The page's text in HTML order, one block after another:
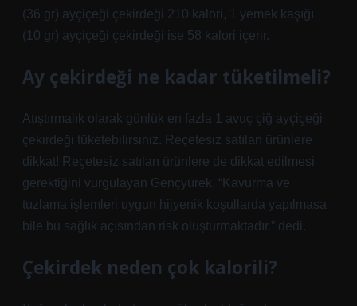
(36 gr) ayçiçeği çekirdeği 210 kalori, 1 yemek kaşığı
(10 gr) ayçiçeği çekirdeği ise 58 kalori içerir.
Ay çekirdeği ne kadar tüketilmeli?
Atıştırmalık olarak günlük en fazla 1 avuç çiğ ayçiçeği
çekirdeği tüketebilirsiniz. Reçetesiz satılan ürünlere
dikkat! Reçetesiz satılan ürünlere de dikkat edilmesi
gerektiğini vurgulayan Gençyürek, “Kavurma ve
tuzlama işlemleri uygun hijyenik koşullarda yapılmasa
bile bu sağlık açısından risk oluşturmaktadır.” dedi.
Çekirdek neden çok kalorili?